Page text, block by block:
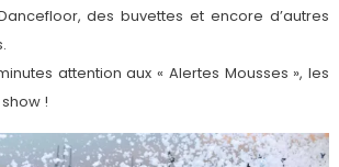
des buvettes et encore d’autres
attention aux « Alertes Mousses », les
!